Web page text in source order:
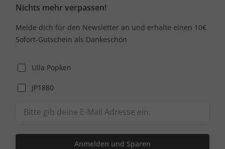
Nichts mehr verpassen!
Melde dich für den Newsletter an und erhalte einen 10€
Sofort-Gutschein als Dankeschön
Ulla Popken
JP1880
Anmelden und Sparen